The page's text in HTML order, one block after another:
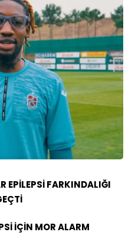
EPİLEPSİ FARKINDALIĞI
İÇİN MOR ALARM